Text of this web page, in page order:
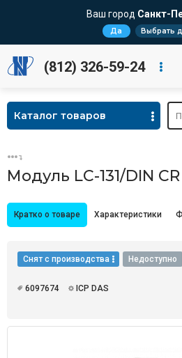
Ваш город Санкт-
Да Выбрать
(812) 326-59-24
Каталог товаров
Модуль LC-131/DIN CR
Кратко о товаре Характеристики
Снят с производства Недоступно
6097674 ICP DAS